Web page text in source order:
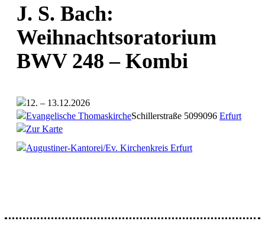
J. S. Bach:
Weihnachtsoratorium
BWV 248 – Kombi
12. – 13.12.2026
Evangelische ThomaskircheSchillerstraße 5099096 Erfurt
Zur Karte
Augustiner-Kantorei/Ev. Kirchenkreis Erfurt